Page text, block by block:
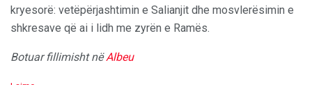
kryesorë: vetëpërjashtimin e Salianjit dhe mosvlerësimin e
shkresave që ai i lidh me zyrën e Ramës.
Botuar fillimisht nëAlbeu